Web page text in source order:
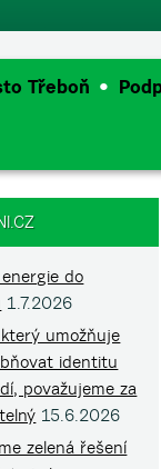
Třeboň
do
1.7.2026
umožňuje
identitu
považujeme za
15.6.2026
zelená řešení